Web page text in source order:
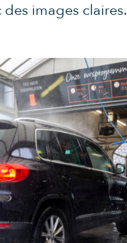
des images claires.